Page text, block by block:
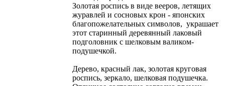
Золотая роспись в виде вееров, летящих
журавлей и сосновых крон - японских
благопожелательных символов, украшает
этот старинный деревянный лаковый
подголовник с шелковым валиком-
подушечкой.
Дерево, красный лак, золотая круговая
роспись, зеркало, шелковая подушечка.